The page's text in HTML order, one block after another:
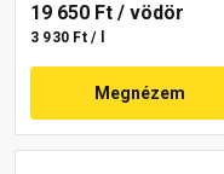
19 650 Ft / vödör
3 930 Ft / l
Megnézem